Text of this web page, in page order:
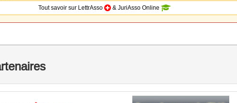
Tout savoir sur LettrAsso & JuriAsso Online